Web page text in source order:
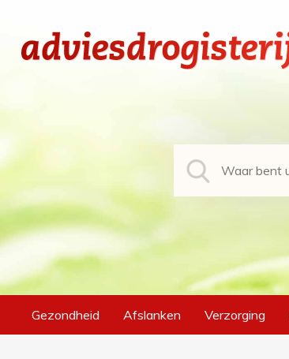
Gezondheid Afslanken Verzorging